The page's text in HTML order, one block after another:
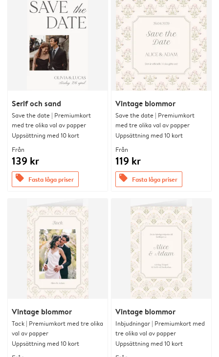
Serif och sand
Save the date | Premiumkort
med tre olika val av papper
Uppsättning med 10 kort
Från
139 kr
offers Fasta låga priser
Vintage blommor
Save the date | Premiumkort
med tre olika val av papper
Uppsättning med 10 kort
Från
119 kr
offers Fasta låga priser
Vintage blommor
Tack | Premiumkort med tre olika
val av papper
Uppsättning med 10 kort
Vintage blommor
Inbjudningar | Premiumkort med
tre olika val av papper
Uppsättning med 10 kort